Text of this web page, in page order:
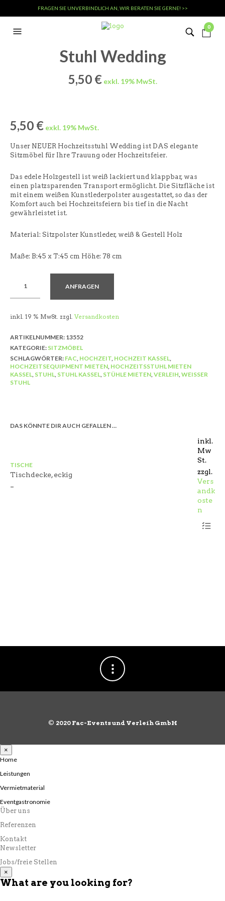
FRAGEN SIE UNVERBINDLICH AN, WIR BERATEN SIE GERNE! >>
0
Stuhl Wedding
5,50 €
5,50 €
Unser NEUER Hochzeitsstuhl Wedding ist DAS elegante
Sitzmöbel für Ihre Trauung oder Hochzeitsfeier.
Das edele Holzgestell ist weiß lackiert und klappbar, was
einen platzsparenden Transport ermöglicht. Die Sitzfläche ist
mit einem weißen Kunstlederpolster ausgestattet, so das der
Komfort auch bei Hochzeitsfeiern bis tief in die Nacht
gewährleistet ist.
Material: Sitzpolster Kunstleder, weiß & Gestell Holz
Maße: B:45 x T:45 cm Höhe: 78 cm
ANFRAGEN
inkl. 19 % MwSt. zzgl. Versandkosten
ARTIKELNUMMER: 13552
KATEGORIE: SITZMÖBEL
SCHLAGWÖRTER: FAC, HOCHZEIT, HOCHZEIT KASSEL,
HOCHZEITSEQUIPMENT MIETEN, HOCHZEITSSTUHL MIETEN
KASSEL, STUHL, STUHL KASSEL, STÜHLE MIETEN,VERLEIH,WEISSER S
TUHL
DAS KÖNNTE DIR AUCH GEFALLEN …
inkl.
Mw
St.
zzgl.
Vers
andk
oste
n
gewählt
TISCHE
Tischdecke, eckig
–
© 2020 Fac-Events und Verleih GmbH
×
Home
Leistungen
Vermietmaterial
Eventgastronomie
Über uns
Referenzen
Kontakt
Newsletter
Jobs/freie Stellen
×
What are you looking for?